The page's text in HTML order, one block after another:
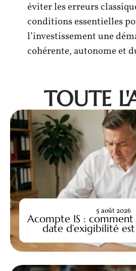
éviter les erreurs
conditions essentielles
l’investissement une
cohérente, autonome et
TOUTE
Acompte IS :
date d’exigibilité
5 août 2026